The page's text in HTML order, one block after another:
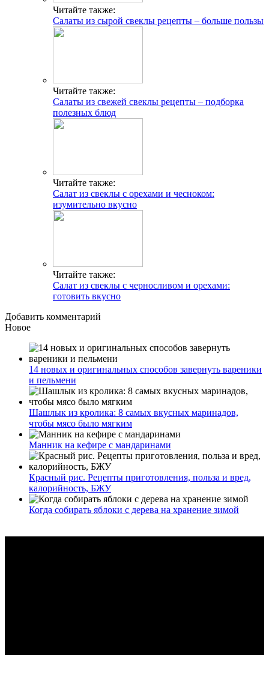
Читайте также:
Салаты из сырой свеклы рецепты – больше пользы
Читайте также:
Салаты из свежей свеклы рецепты – подборка
полезных блюд
Читайте также:
Салат из свеклы с орехами и чесноком:
изумительно вкусно
Читайте также:
Салат из свеклы с черносливом и орехами:
готовить вкусно
Добавить комментарий
Новое
14 новых и оригинальных способов завернуть вареники
и пельмени
Шашлык из кролика: 8 самых вкусных маринадов,
чтобы мясо было мягким
Манник на кефире с мандаринами
Красный рис. Рецепты приготовления, польза и вред,
калорийность, БЖУ
Когда собирать яблоки с дерева на хранение зимой